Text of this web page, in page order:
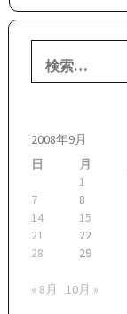
索:
2008年9月
日
月
1
7
8
14
15
21
22
28
29
« 8月 10月 »